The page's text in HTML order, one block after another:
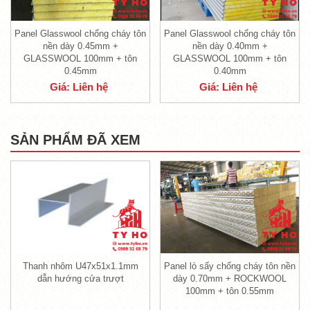
Panel Glasswool vách/trần 3 lớp (tôn + bông
thủy tinh + tôn)
1.1. Lớp bên ngoài của tấm Panel
Panel Glasswool chống cháy tôn
nền dày 0.45mm +
GLASSWOOL 100mm + tôn
0.45mm
Giá: Liên hệ
Panel Glasswool chống cháy tôn
nền dày 0.40mm +
GLASSWOOL 100mm + tôn
0.40mm
Giá: Liên hệ
SẢN PHẨM ĐÃ XEM
Thanh nhôm U47x51x1.1mm
dẫn hướng cửa trượt
Panel lò sấy chống cháy tôn nền
dày 0.70mm + ROCKWOOL
100mm + tôn 0.55mm